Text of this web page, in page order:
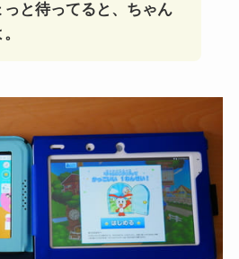
っと待ってると、ちゃん